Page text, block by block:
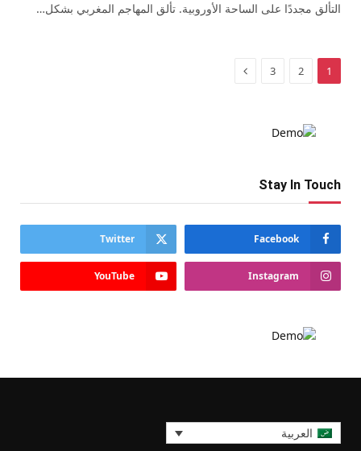
التألق مجددًا على الساحة الأوروبية. تألق المهاجم المغربي بشكل…
1
2
3 التالي
Stay In Touch
Facebook
Twitter
Instagram
YouTube
العربية